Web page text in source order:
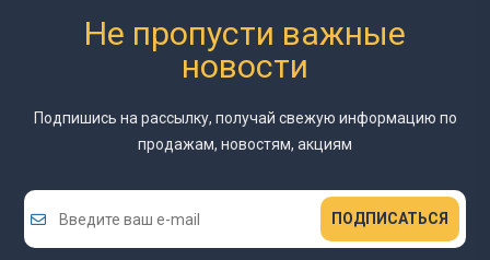
Не пропусти важные
новости
Подпишись на рассылку, получай свежую информацию по
продажам, новостям, акциям
ПОДПИСАТЬСЯ